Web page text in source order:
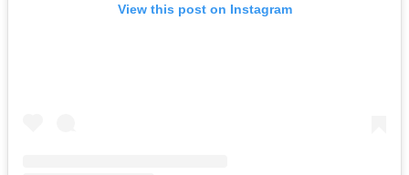
View this post on Instagram